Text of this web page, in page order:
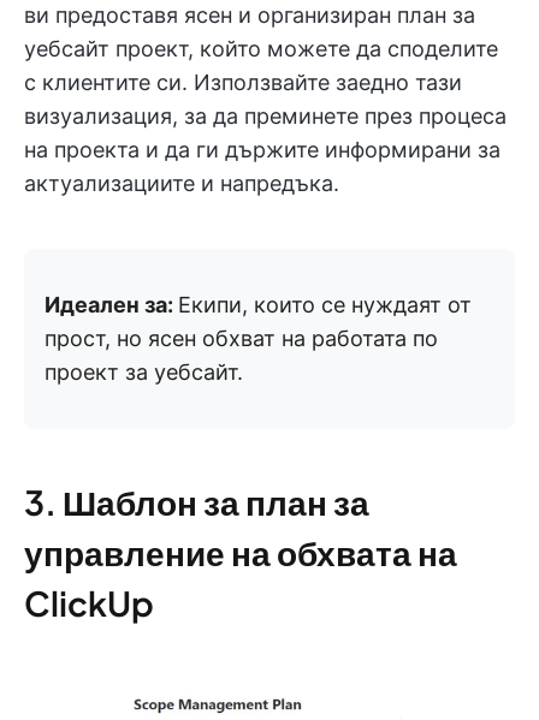
ви предоставя ясен и организиран план за
уебсайт проект, който можете да споделите
с клиентите си. Използвайте заедно тази
визуализация, за да преминете през процеса
на проекта и да ги държите информирани за
актуализациите и напредъка.
Идеален за: Екипи, които се нуждаят от
прост, но ясен обхват на работата по
проект за уебсайт.
3. Шаблон за план за
управление на обхвата на
ClickUp